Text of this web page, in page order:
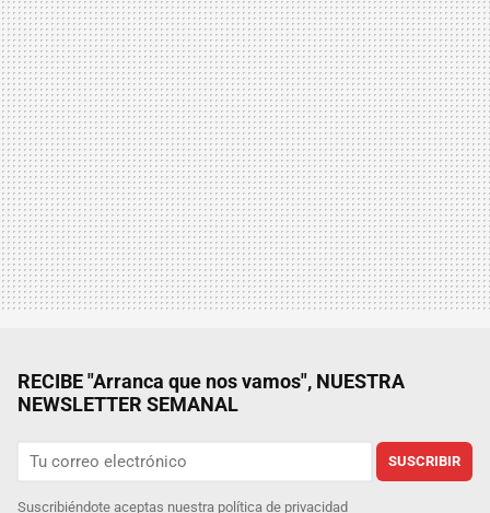
RECIBE "Arranca que nos vamos", NUESTRA
NEWSLETTER SEMANAL
SUSCRIBIR
Suscribiéndote aceptas nuestra política de privacidad